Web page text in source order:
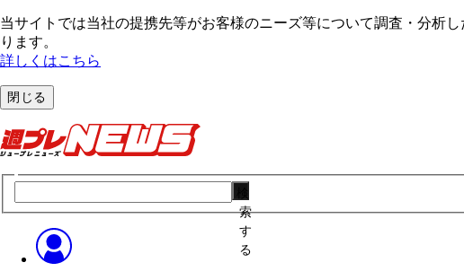
当サイトでは当社の提携先等がお客様のニーズ等について調査・分析
ります。
詳しくはこちら
閉じる
索
す
る